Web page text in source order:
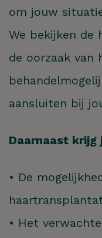
om jouw
We bekijken de
de oorzaak van
aansluiten bij
Daarnaast krijg
• De
• Het